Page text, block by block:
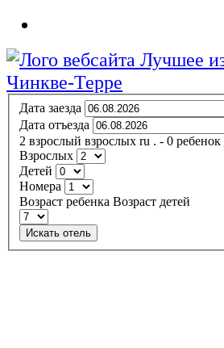
Дата заезда
Дата отъезда
2 взрослый взрослых ru . - 0 ребенок
Взрослых
Детей
Номера
Возраст ребенка Возраст детей
Искать отель